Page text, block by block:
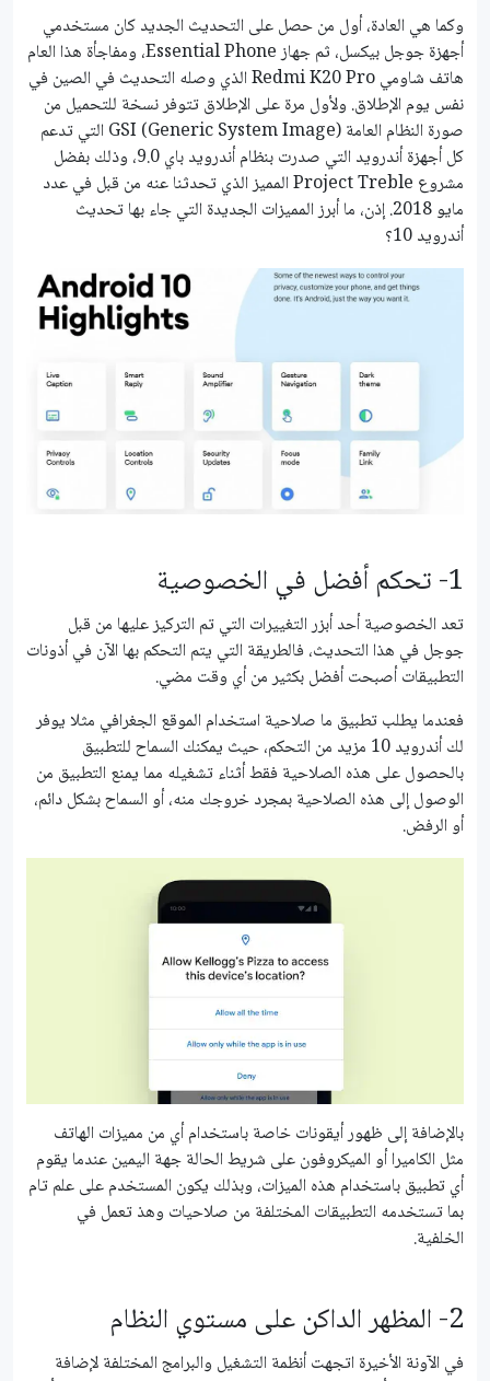
وكما هي العادة، أول من حصل على التحديث الجديد كان مستخدمي
أجهزة جوجل بيكسل، ثم جهاز Essential Phone، ومفاجأة هذا العام
هاتف شاومي Redmi K20 Pro الذي وصله التحديث في الصين في
نفس يوم الإطلاق. ولأول مرة على الإطلاق تتوفر نسخة للتحميل من
صورة النظام العامة GSI (Generic System Image) التي تدعم
كل أجهزة أندرويد التي صدرت بنظام أندرويد باي 9.0، وذلك بفضل
مشروع Project Treble المميز الذي تحدثنا عنه من قبل في عدد
مايو 2018. إذن، ما أبرز المميزات الجديدة التي جاء بها تحديث
أندرويد 10؟
1- تحكم أفضل في الخصوصية
تعد الخصوصية أحد أبزر التغييرات التي تم التركيز عليها من قبل
جوجل في هذا التحديث، فالطريقة التي يتم التحكم بها الآن في أذونات
التطبيقات أصبحت أفضل بكثير من أي وقت مضي.
فعندما يطلب تطبيق ما صلاحية استخدام الموقع الجغرافي مثلا يوفر
لك أندرويد 10 مزيد من التحكم، حيث يمكنك السماح للتطبيق
بالحصول على هذه الصلاحية فقط أثناء تشغيله مما يمنع التطبيق من
الوصول إلى هذه الصلاحية بمجرد خروجك منه، أو السماح بشكل دائم،
أو الرفض.
بالإضافة إلى ظهور أيقونات خاصة باستخدام أي من مميزات الهاتف
مثل الكاميرا أو الميكروفون على شريط الحالة جهة اليمين عندما يقوم
أي تطبيق باستخدام هذه الميزات، وبذلك يكون المستخدم على علم تام
بما تستخدمه التطبيقات المختلفة من صلاحيات وهذ تعمل في
الخلفية.
2- المظهر الداكن على مستوي النظام
في الآونة الأخيرة اتجهت أنظمة التشغيل والبرامج المختلفة لإضافة